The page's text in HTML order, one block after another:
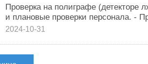
Проверка на полиграфе (детекторе
и плановые проверки персонала. -
2024-10-31